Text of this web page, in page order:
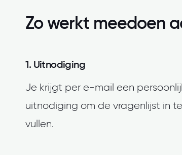
Zo werkt meedoen
1. Uitnodiging
Je krijgt per e-mail een
uitnodiging om de vragenlijst in te
vullen.